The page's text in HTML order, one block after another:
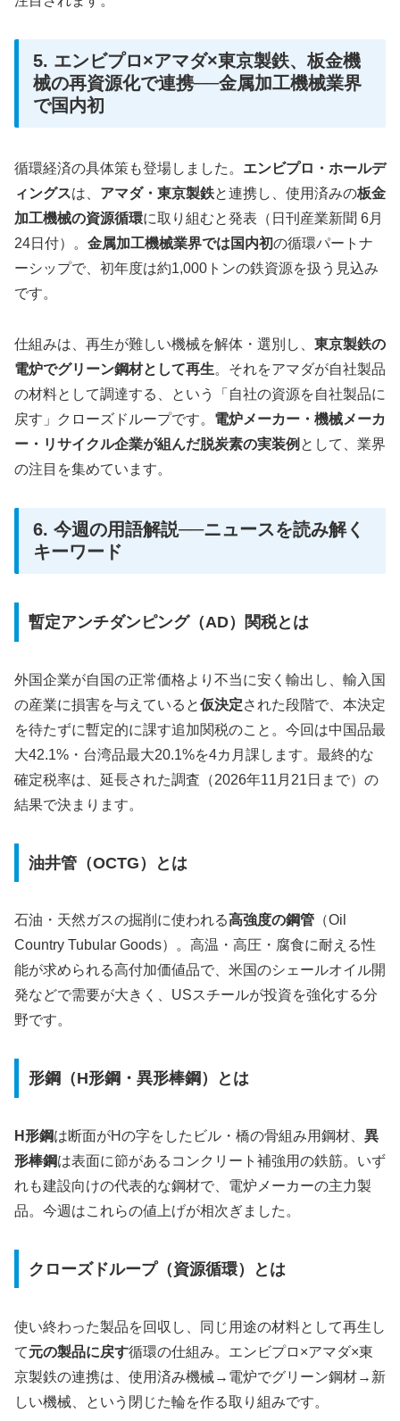
5. エンビプロ×アマダ×東京製鉄、板金機
械の再資源化で連携──金属加工機械業界
で国内初
循環経済の具体策も登場しました。 エンビプロ・ホールデ
ィングスは、 アマダ・東京製鉄と連携し、使用済みの板金
加工機械の資源循環に取り組むと発表（日刊産業新聞 6月
24日付）。 金属加工機械業界では国内初の循環パートナ
ーシップで、初年度は約1,000トンの鉄資源を扱う見込み
です。
仕組みは、再生が難しい機械を解体・選別し、 東京製鉄の
電炉でグリーン鋼材として再生。それをアマダが自社製品
の材料として調達する、という「自社の資源を自社製品に
戻す」クローズドループです。 電炉メーカー・機械メーカ
ー・リサイクル企業が組んだ脱炭素の実装例 として、業界
の注目を集めています。
6. 今週の用語解説──ニュースを読み解く
キーワード
暫定アンチダンピング（AD）関税とは
外国企業が自国の正常価格より不当に安く輸出し、輸入国
の産業に損害を与えていると仮決定された段階で、本決定
を待たずに暫定的に課す追加関税のこと。今回は中国品最
大42.1%・台湾品最大20.1%を4カ月課します。最終的な
確定税率は、延長された調査（2026年11月21日まで）の
結果で決まります。
油井管（OCTG）とは
石油・天然ガスの掘削に使われる高強度の鋼管 （Oil
Country Tubular Goods）。高温・高圧・腐食に耐える性
能が求められる高付加価値品で、米国のシェールオイル開
発などで需要が大きく、USスチールが投資を強化する分
野です。
形鋼（H形鋼・異形棒鋼）とは
H形鋼は断面がHの字をしたビル・橋の骨組み用鋼材、 異
形棒鋼は表面に節があるコンクリート補強用の鉄筋。いず
れも建設向けの代表的な鋼材で、電炉メーカーの主力製
品。今週はこれらの値上げが相次ぎました。
クローズドループ（資源循環）とは
使い終わった製品を回収し、同じ用途の材料として再生し
て元の製品に戻す循環の仕組み。エンビプロ×アマダ×東
京製鉄の連携は、使用済み機械→電炉でグリーン鋼材→新
しい機械、という閉じた輪を作る取り組みです。